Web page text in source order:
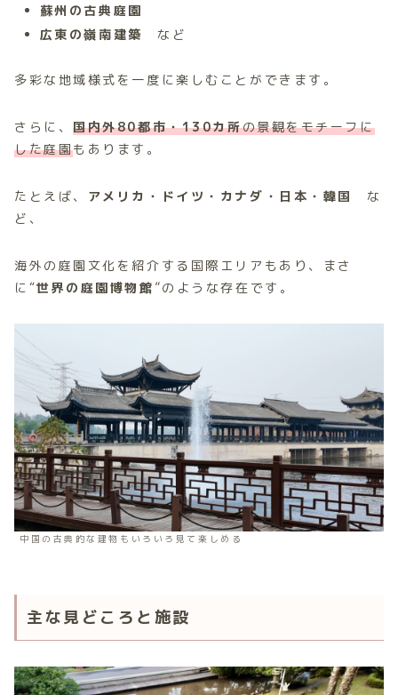
蘇州の古典庭園
広東の嶺南建築
など
多彩な地域様式を一度に楽しむことができます。
さらに、国内外80都市・130カ所の景観をモチーフに
した庭園もあります。
たとえば、 アメリカ・ドイツ・カナダ・日本・韓国
な
ど、
海外の庭園文化を紹介する国際エリアもあり、まさ
に“世界の庭園博物館 ”のような存在です。
中国の古典的な建物もいろいろ見て楽しめる
主な見どころと施設